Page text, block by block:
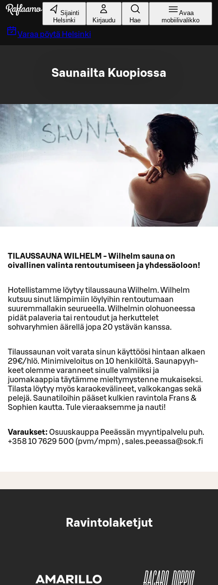
Siirry pääsisältöön
Sijainti
Helsinki
Kirjaudu Hae
Avaa
mobiilivalikko
Varaa pöytä Helsinki
Saunailta Kuopiossa
TILAUSSAUNA WILHELM - Wilhelm sauna on
oivallinen valinta rentoutumiseen ja yhdessäoloon!
Hotellistamme löytyy tilaussauna Wilhelm. Wilhelm
kutsuu sinut lämpimiin löylyihin rentoutumaan
suuremmallakin seurueella. Wilhelmin olohuoneessa
pidät palaveria tai rentoudut ja herkuttelet
sohvaryhmien äärellä jopa 20 ystävän kanssa.
Tilaussaunan voit va­ra­ta sinun käyt­töö­si hin­taan alkaen
29€/hlö. Minimiveloitus on 10 henkilöltä. Sau­na­pyyh­
keet olem­me va­ran­neet si­nul­le val­miik­si ja
juomakaappia täytämme mieltymystenne mukaiseksi.
Tilasta löytyy myös karaokevälineet, valkokangas sekä
pelejä. Sau­na­tiloihin pääset kul­kien ra­vin­to­la Frans &
Sop­hien kaut­ta. Tule vie­raak­sem­me ja nauti!
Varaukset: Osuuskauppa Peeässän myyntipalvelu puh.
+358 10 7629 500 (pvm/mpm) , sales.peeassa@sok.fi
Ravintolaketjut